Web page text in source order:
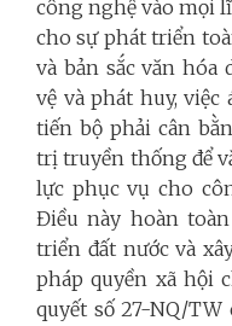
công nghệ vào mọi
cho sự phát triển
và bản sắc văn hóa
vệ và phát huy,
tiến bộ phải cân
trị truyền thống để
lực phục vụ cho
Điều này hoàn
triển đất nước và
pháp quyền xã hội
quyết số 27-NQ/TW